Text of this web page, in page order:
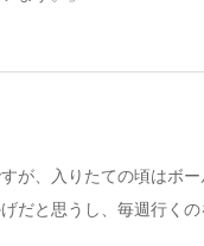
すが、入りたての頃はボ
だと思うし、毎週行く